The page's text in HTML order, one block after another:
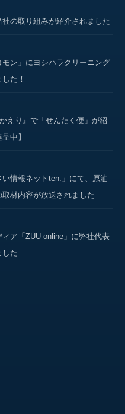
社の取り組みが紹介されました
モン」にヨシハラクリーニング
た！
えり』で「せんたく便」が紹
中】
い情報ネットten.」にて、原油
材内容が放送されました
ィア「ZUU online」に弊社代表
した